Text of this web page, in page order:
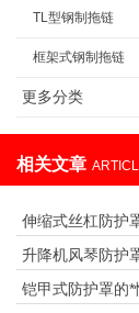
TL型钢制拖链
框架式钢制拖链
更多分类
相关文章
伸缩式丝杠防护
升降机风琴防护
么？
铠甲式防护罩的